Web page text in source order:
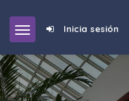
Inicia sesión